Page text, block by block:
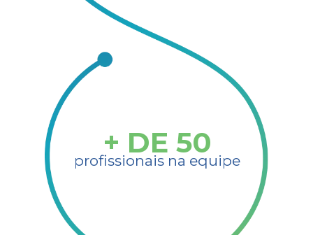
+ DE 50
profissionais na equipe​